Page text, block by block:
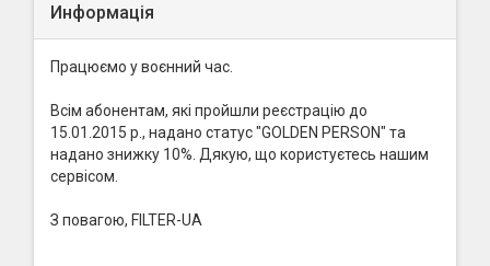
Информація
Працюємо у воєнний час.
Всім абонентам, які пройшли реєстрацію до
15.01.2015 р., надано статус "GOLDEN PERSON" та
надано знижку 10%. Дякую, що користуєтесь нашим
сервісом.
З повагою, FILTER-UA